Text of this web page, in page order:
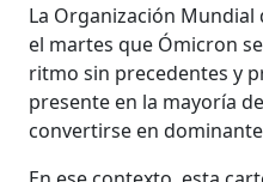
La Organización Mundial
el martes que Ómicron
ritmo sin precedentes y
presente en la mayoría
convertirse en